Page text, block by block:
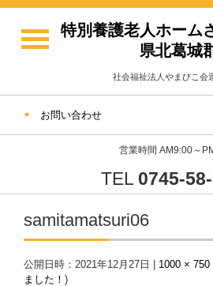
特別養護老人ホーム
県北葛城
社会福祉法人やまびこ会
お問い合わせ
営業時間 AM9:00～
TEL 0745-
samitamatsuri06
公開日時： 2021年12月27日 1000 × 750
ました！ )